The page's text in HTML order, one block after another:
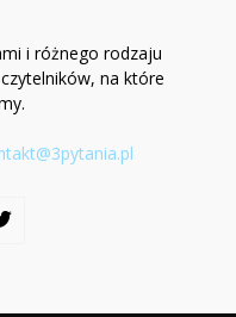
i różnego rodzaju
na które